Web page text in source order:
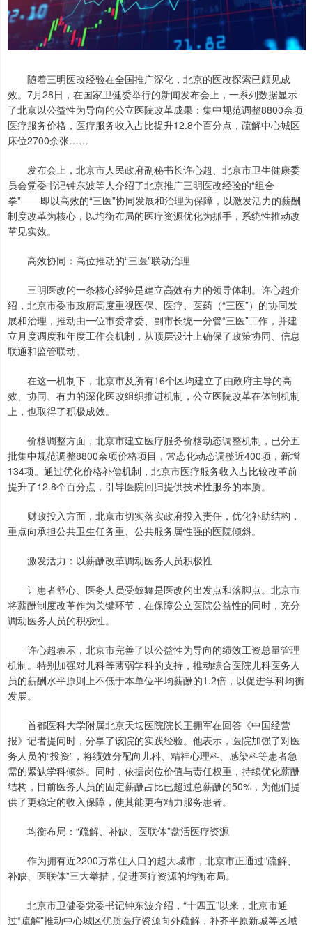
随着三明医改经验在全国推广深化，北京的医改探索已颇见成
效。7月28日，在国家卫健委举行的新闻发布会上，一系列数据显示
了北京以公益性为导向的公立医院改革成果：集中规范调整8800余项
医疗服务价格，医疗服务收入占比提升12.8个百分点，疏解中心城区
床位2700余张……
发布会上，北京市人民政府副秘书长许心超、北京市卫生健康委
员会党委书记钟东波等人介绍了北京推广三明医改经验的“组合
拳”——即以高效的“三医”协同发展和治理为保障，以激发活力的薪酬
制度改革为核心，以均衡布局的医疗资源优化为抓手，系统性推动改
革见实效。
高效协同：高位推动的“三医”联动治理
三明医改的一条核心经验是建立高效有力的领导体制。许心超介
绍，北京市委市政府高度重视医保、医疗、医药（“三医”）的协同发
展和治理，推动由一位市委常委、副市长统一分管“三医”工作，并建
立月度调度和年度工作会机制，从顶层设计上确保了政策协同、信息
联通和监管联动。
在这一机制下，北京市及所有16个区均建立了由政府主导的高
效、协同、有力的深化医改组织推进机制，公立医院改革在体制机制
上，也取得了积极成效。
价格调整方面，北京市建立医疗服务价格动态调整机制，已分五
批集中规范调整8800余项价格项目，常态化动态调整近400项，新增
134项。通过优化价格补偿机制，北京市医疗服务收入占比较改革前
提升了12.8个百分点，引导医院回归提供技术性服务的本质。
财政投入方面，北京市切实落实政府投入责任，优化补助结构，
重点向承担公共卫生任务重、公共服务属性强的医院倾斜。
激发活力：以薪酬改革调动医务人员积极性
让患者舒心、医务人员受鼓舞是医改的出发点和落脚点。北京市
将薪酬制度改革作为关键环节，在保障公立医院公益性的同时，充分
调动医务人员的积极性。
许心超表示，北京市完善了以公益性为导向的绩效工资总量管理
机制。特别加强对儿科等薄弱学科的支持，推动综合医院儿科医务人
员的薪酬水平原则上不低于本单位平均薪酬的1.2倍，以促进学科均衡
发展。
首都医科大学附属北京天坛医院院长王拥军在回答《中国经营
报》记者提问时，分享了该院的实践经验。他表示，医院加强了对医
务人员的“投资”，将绩效分配向儿科、精神心理科、感染科等患者急
需的紧缺学科倾斜。同时，依据岗位价值与责任权重，持续优化薪酬
结构，目前医务人员的固定薪酬占比已超过总薪酬的50%，为他们提
供了更稳定的收入保障，使其能更有精力服务患者。
均衡布局：“疏解、补缺、医联体”盘活医疗资源
作为拥有近2200万常住人口的超大城市，北京市正通过“疏解、
补缺、医联体”三大举措，促进医疗资源的均衡布局。
北京市卫健委党委书记钟东波介绍，“十四五”以来，北京市通
过“疏解”推动中心城区优质医疗资源向外疏解，补齐平原新城等区域